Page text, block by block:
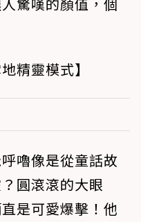
精靈模式】
嚕像是從童話故
圓滾滾的大眼
是可愛爆擊！他